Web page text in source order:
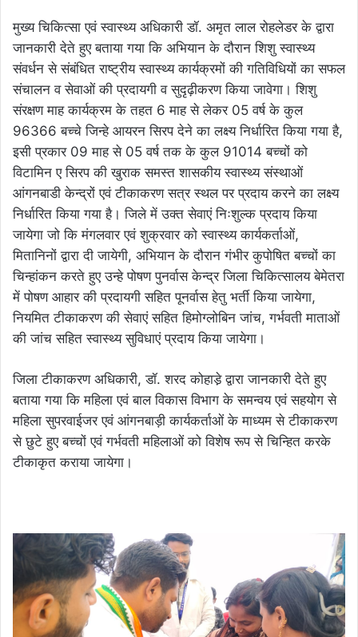
मुख्य चिकित्सा एवं स्वास्थ्य अधिकारी डॉ. अमृत लाल रोहलेडर के द्वारा
जानकारी देते हुए बताया गया कि अभियान के दौरान शिशु स्वास्थ्य
संवर्धन से संबंधित राष्ट्रीय स्वास्थ्य कार्यक्रमों की गतिविधियों का सफल
संचालन व सेवाओं की प्रदायगी व सुदृढ़ीकरण किया जावेगा। शिशु
संरक्षण माह कार्यक्रम के तहत 6 माह से लेकर 05 वर्ष के कुल
96366 बच्चे जिन्हे आयरन सिरप देने का लक्ष्य निर्धारित किया गया है,
इसी प्रकार 09 माह से 05 वर्ष तक के कुल 91014 बच्चों को
विटामिन ए सिरप की खुराक समस्त शासकीय स्वास्थ्य संस्थाओं
आंगनबाडी केन्द्रों एवं टीकाकरण सत्र स्थल पर प्रदाय करने का लक्ष्य
निर्धारित किया गया है। जिले में उक्त सेवाएं निःशुल्क प्रदाय किया
जायेगा जो कि मंगलवार एवं शुक्रवार को स्वास्थ्य कार्यकर्ताओं,
मितानिनों द्वारा दी जायेगी, अभियान के दौरान गंभीर कुपोषित बच्चों का
चिन्हांकन करते हुए उन्हे पोषण पुनर्वास केन्द्र जिला चिकित्सालय बेमेतरा
में पोषण आहार की प्रदायगी सहित पूनर्वास हेतु भर्ती किया जायेगा,
नियमित टीकाकरण की सेवाएं सहित हिमोग्लोबिन जांच, गर्भवती माताओं
की जांच सहित स्वास्थ्य सुविधाएं प्रदाय किया जायेगा।
जिला टीकाकरण अधिकारी, डॉ. शरद कोहाडे़ द्वारा जानकारी देते हुए
बताया गया कि महिला एवं बाल विकास विभाग के समन्वय एवं सहयोग से
महिला सुपरवाईजर एवं आंगनबाड़ी कार्यकर्ताओं के माध्यम से टीकाकरण
से छुटे हुए बच्चों एवं गर्भवती महिलाओं को विशेष रूप से चिन्हित करके
टीकाकृत कराया जायेगा।